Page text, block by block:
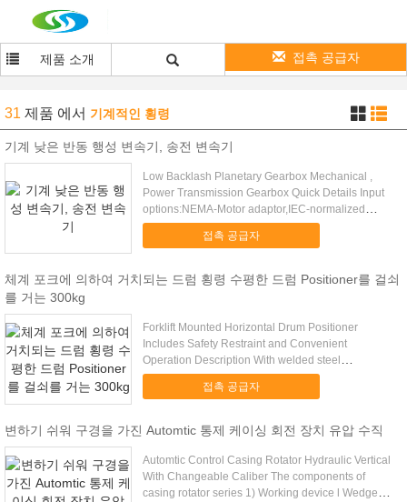
제품 소개 접촉 공급자
31 제품 에서 기계적인 횡령
기계 낮은 반동 행성 변속기, 송전 변속기
Low Backlash Planetary Gearbox Mechanical ,
Power Transmission Gearbox Quick Details Input
options:NEMA-Motor adaptor,IEC-normalized
Motor adaptor...
접촉 공급자
체계 포크에 의하여 거치되는 드럼 횡령 수평한 드럼 Positioner를 걸쇠
를 거는 300kg
Forklift Mounted Horizontal Drum Positioner
Includes Safety Restraint and Convenient
Operation Description With welded steel
construction, YING-LIFT ...
접촉 공급자
변하기 쉬워 구경을 가진 Automtic 통제 케이싱 회전 장치 유압 수직
Automtic Control Casing Rotator Hydraulic Vertical
With Changeable Caliber The components of
casing rotator series 1) Working device l Wedge